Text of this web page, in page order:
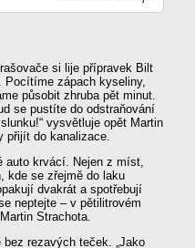
si lije přípravek Bilt
Pocítíme zápach kyseliny,
působit zhruba pět minut.
se pustíte do odstraňování
vysvětluje opět Martin
přijít do kanalizace.
auto krvácí. Nejen z míst,
kde se zřejmě do laku
dvakrát a spotřebují
neptejte – v pětilitrovém
Strachota.
rezavých teček. „Jako